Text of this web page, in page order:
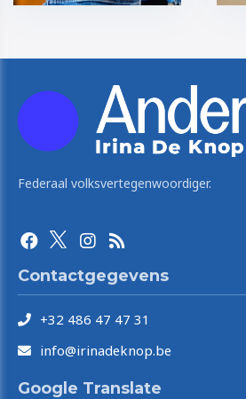
Federaal volksvertegenwoordiger.
Contactgegevens
+32 486 47 47 31
info@irinadeknop.be
Google Translate